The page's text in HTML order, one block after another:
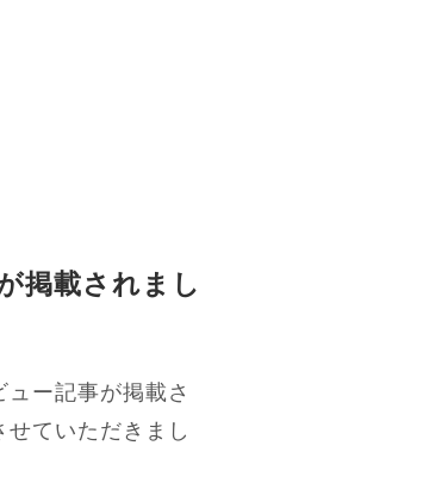
掲載されまし
ー記事が掲載さ
ていただきまし